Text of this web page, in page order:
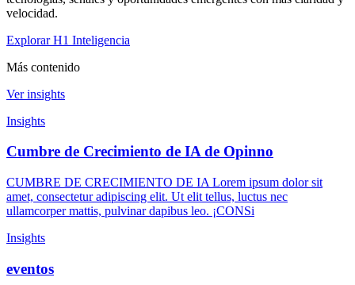
velocidad.
Explorar H1 Inteligencia
Más contenido
Ver insights
Insights
Cumbre de Crecimiento de IA de Opinno
CUMBRE DE CRECIMIENTO DE IA Lorem ipsum dolor sit
amet, consectetur adipiscing elit. Ut elit tellus, luctus nec
ullamcorper mattis, pulvinar dapibus leo. ¡CONSi
Insights
eventos